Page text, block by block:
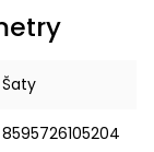
Šaty
8595726105204